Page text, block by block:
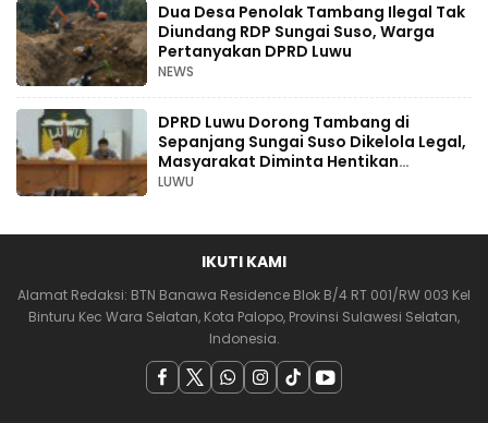
Dua Desa Penolak Tambang Ilegal Tak
Diundang RDP Sungai Suso, Warga
Pertanyakan DPRD Luwu
NEWS
DPRD Luwu Dorong Tambang di
Sepanjang Sungai Suso Dikelola Legal,
Masyarakat Diminta Hentikan
Aktivitas Ilegal
LUWU
IKUTI KAMI
Alamat Redaksi: BTN Banawa Residence Blok B/4 RT 001/RW 003 Kel
Binturu Kec Wara Selatan, Kota Palopo, Provinsi Sulawesi Selatan,
Indonesia.